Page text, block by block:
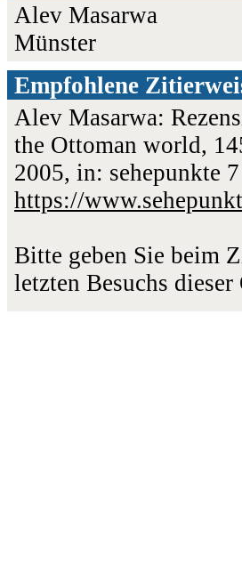
Alev Masarwa
Münster
Empfohlene
Alev Masarwa:
the Ottoman world,
2005, in: sehepunkte
https://
Bitte geben Sie beim
letzten Besuchs